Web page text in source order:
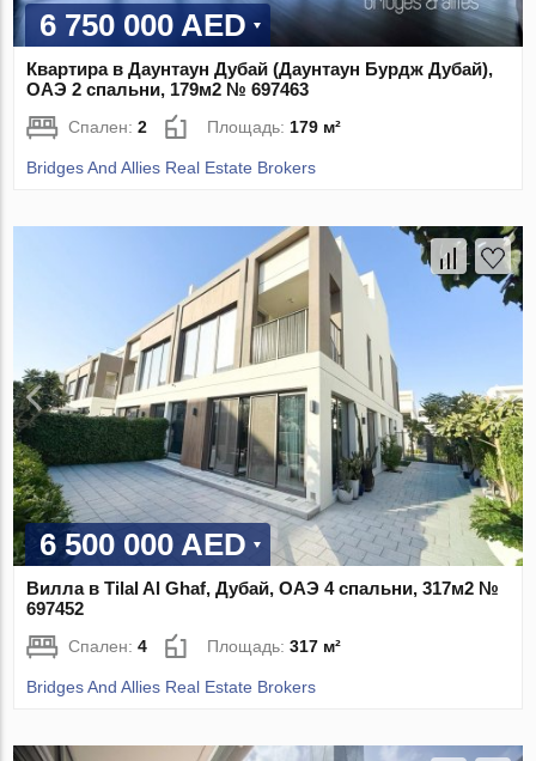
6 750 000 AED
Квартира в Даунтаун Дубай (Даунтаун Бурдж Дубай),
ОАЭ 2 спальни, 179м2 № 697463
Спален:2 Площадь:179 м²
Bridges And Allies Real Estate Brokers
6 500 000 AED
Вилла в Tilal Al Ghaf, Дубай, ОАЭ 4 спальни, 317м2 №
697452
Спален:4 Площадь:317 м²
Bridges And Allies Real Estate Brokers